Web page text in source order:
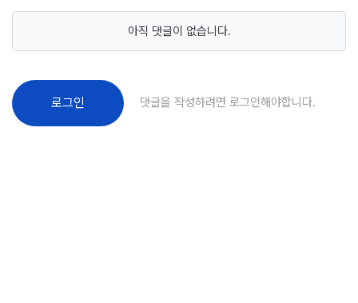
아직 댓글이 없습니다.
로그인 댓글을 작성하려면 로그인해야합니다.